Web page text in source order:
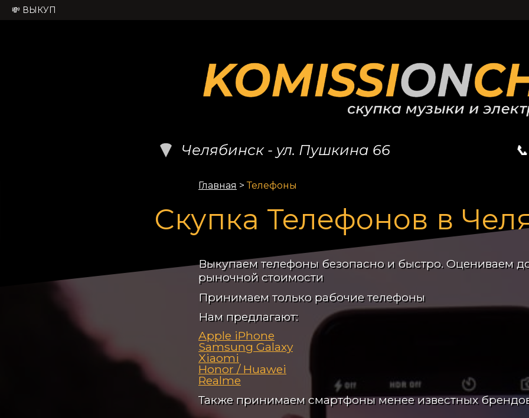
💸 ВЫКУП
Челябинск- ул. Пушкина 66
Главная > Телефоны
Скупка Телефонов в
Выкупаем телефоны безопасно и быстро. Оцениваем
рыночной стоимости
Принимаем только рабочие телефоны
Нам предлагают:
Apple iPhone
Samsung Galaxy
Xiaomi
Honor / Huawei
Realme
Также принимаем смартфоны менее известных